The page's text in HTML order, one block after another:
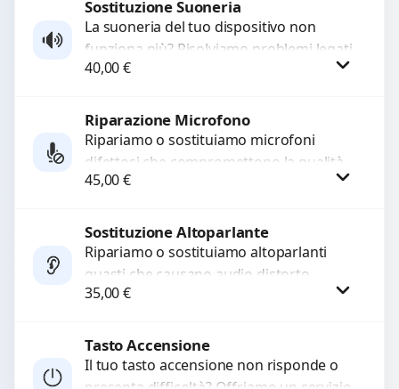
Richiedi Preventivo
WhatsApp
Sostituzione Suoneria
La suoneria del tuo dispositivo non
funziona più? Risolviamo problemi legati
a moduli audio difettosi con interventi
40,00€
Procedi
Riparazione Microfono
Ripariamo o sostituiamo microfoni
difettosi che compromettono la qualità
audio delle registrazioni o delle
di...
45,00€
Procedi
Sostituzione Altoparlante
Ripariamo o sostituiamo altoparlanti
guasti che causano audio distorto,
basso o assente. Utilizziamo ricambi di
35,00€
Procedi
Tasto Accensione
Il tuo tasto accensione non risponde o